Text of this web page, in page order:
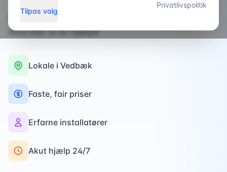
professionel VVS-service i Vedbæk og omegn –
altid klar til at hjælpe
Lokale i Vedbæk
Faste, fair priser
Erfarne installatører
Akut hjælp 24/7
Tilpas valg
Privatlivspolitik